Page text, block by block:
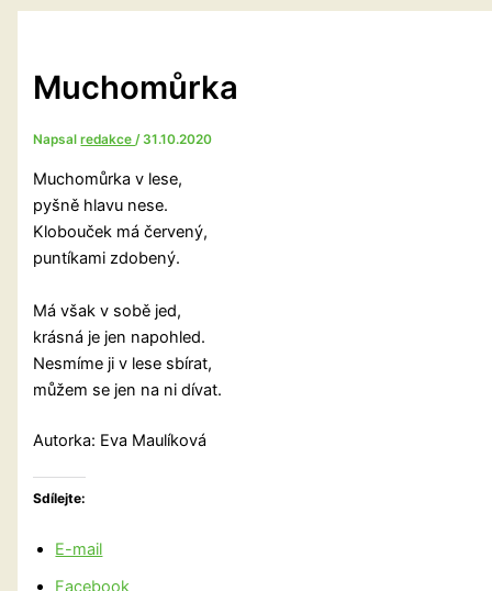
Muchomůrka
Napsalredakce/ 31.10.2020
Muchomůrka v lese,
pyšně hlavu nese.
Klobouček má červený,
puntíkami zdobený.
Má však v sobě jed,
krásná je jen napohled.
Nesmíme ji v lese sbírat,
můžem se jen na ni dívat.
Autorka: Eva Maulíková
Sdílejte:
E-mail
Facebook